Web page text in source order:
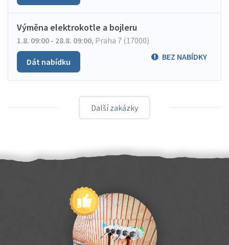
Výměna elektrokotle a bojleru
1.8. 09:00 - 28.8. 09:00, Praha 7 (17000)
BEZ NABÍDKY
Dát nabídku
Další zakázky